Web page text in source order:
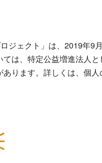
ジェクト」は、2019年9
は、特定公益増進法人
ります。詳しくは、個